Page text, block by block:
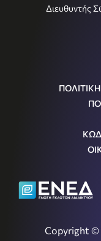
Διευθυντής
Copyright ©